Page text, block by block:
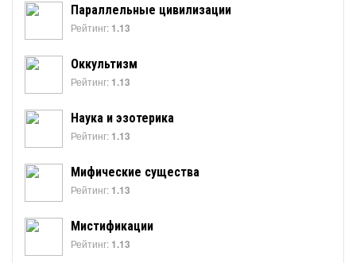
Параллельные цивилизации
Рейтинг: 1.13
Оккультизм
Рейтинг: 1.13
Наука и эзотерика
Рейтинг: 1.13
Мифические существа
Рейтинг: 1.13
Мистификации
Рейтинг: 1.13